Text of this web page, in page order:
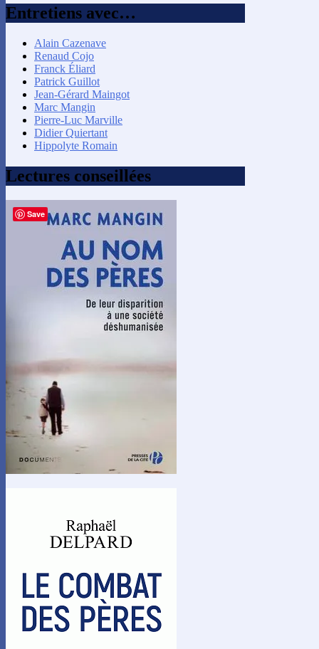
mois
Entretiens avec…
Alain Cazenave
Renaud Cojo
Franck Éliard
Patrick Guillot
Jean-Gérard Maingot
Marc Mangin
Pierre-Luc Marville
Didier Quiertant
Hippolyte Romain
Lectures conseillées
Save